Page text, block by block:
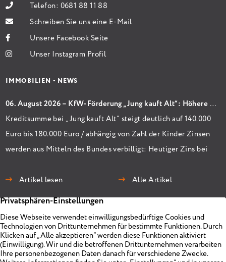
Telefon: 0681 88 11 88
Schreiben Sie uns eine E-Mail
Unsere Facebook Seite
Unser Instagram Profil
IMMOBILIEN - NEWS
06. August 2026 – KfW-Förderung „Jung kauft Alt“: Höhere Kredite ab August 2026
Kreditsumme bei „Jung kauft Alt“ steigt deutlich auf 140.000
Euro bis 180.000 Euro / abhängig von Zahl der Kinder Zinsen
werden aus Mitteln des Bundes verbilligt: Heutiger Zins bei
Zinsbindung Antragstellende verpflichten sich zu
energetischer Sanierung binnen 54 Monaten nach
Artikel lesen Alle Artikel
Immobilien
Unternehmen